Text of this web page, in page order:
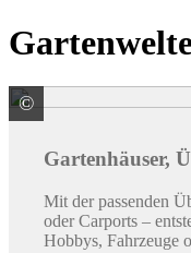
© Gardendreams
Gartenhäuser,
Mit der passenden
oder Carports –
Hobbys, Fahrzeuge